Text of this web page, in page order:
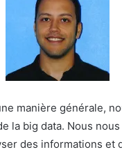
manière générale,
la big data. Nous
des informations et